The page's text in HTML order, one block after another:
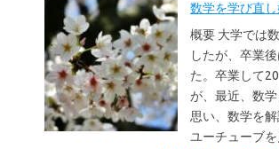
数学を学び直し
概要 大学では
したが、卒業
た。卒業して
が、最近、数
思い、数学を
ユーチューブ